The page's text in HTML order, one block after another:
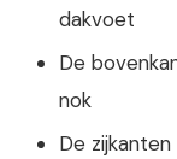
dakvoet
De
nok
De